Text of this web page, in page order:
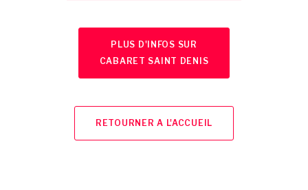
PLUS D'INFOS SUR
CABARET SAINT DENIS
RETOURNER A L'ACCUEIL